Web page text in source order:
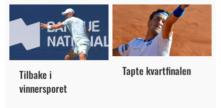
Tilbake i
vinnersporet
Tapte kvartfinalen